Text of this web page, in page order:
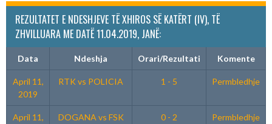
REZULTATET E NDESHJEVE TË XHIROS SË KATËRT (IV), TË
ZHVILLUARA ME DATË 11.04.2019, JANË:
Data Ndeshja Orari/Rezultati Komente
April 11,
2019
RTK vs POLICIA 1 - 5 Permbledhje
April 11,
DOGANA vs FSK 0 - 2 Permbledhje